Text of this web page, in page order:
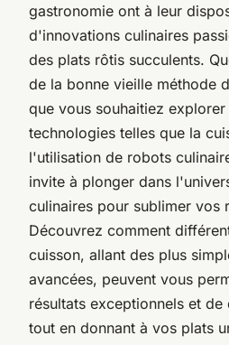
gastronomie ont à leur
d'innovations culinaires
des plats rôtis succulents.
de la bonne vieille méthode
que vous souhaitiez
technologies telles que la
l'utilisation de robots
invite à plonger dans
culinaires pour sublimer vos
Découvrez comment
cuisson, allant des plus
avancées, peuvent vous
résultats exceptionnels et
tout en donnant à vos plats